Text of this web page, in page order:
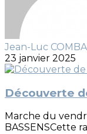
Jean-Luc COMBA
23 janvier 2025
Découverte
Marche du
BASSENSCette